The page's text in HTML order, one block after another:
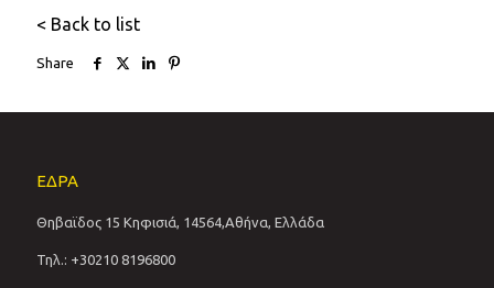
< Back to list
Share
ΕΔΡΑ
Θηβαϊδος 15 Κηφισιά, 14564,Αθήνα, Ελλάδα
Τηλ.: +30210 8196800